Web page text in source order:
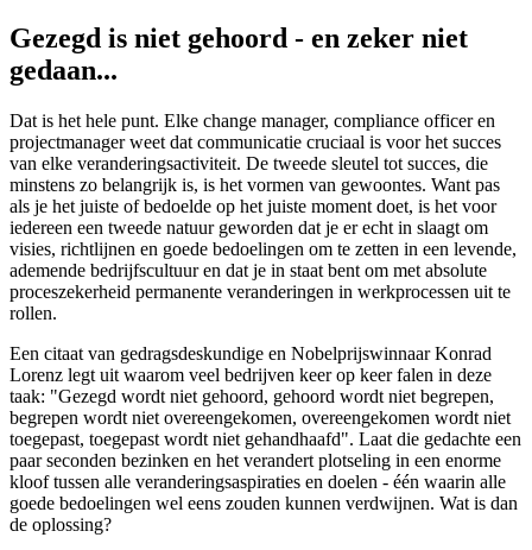
Gezegd is niet gehoord - en zeker niet
gedaan...
Dat is het hele punt. Elke change manager, compliance officer en
projectmanager weet dat communicatie cruciaal is voor het succes
van elke veranderingsactiviteit. De tweede sleutel tot succes, die
minstens zo belangrijk is, is het vormen van gewoontes. Want pas
als je het juiste of bedoelde op het juiste moment doet, is het voor
iedereen een tweede natuur geworden dat je er echt in slaagt om
visies, richtlijnen en goede bedoelingen om te zetten in een levende,
ademende bedrijfscultuur en dat je in staat bent om met absolute
proceszekerheid permanente veranderingen in werkprocessen uit te
rollen.
Een citaat van gedragsdeskundige en Nobelprijswinnaar Konrad
Lorenz legt uit waarom veel bedrijven keer op keer falen in deze
taak: "Gezegd wordt niet gehoord, gehoord wordt niet begrepen,
begrepen wordt niet overeengekomen, overeengekomen wordt niet
toegepast, toegepast wordt niet gehandhaafd". Laat die gedachte een
paar seconden bezinken en het verandert plotseling in een enorme
kloof tussen alle veranderingsaspiraties en doelen - één waarin alle
goede bedoelingen wel eens zouden kunnen verdwijnen. Wat is dan
de oplossing?